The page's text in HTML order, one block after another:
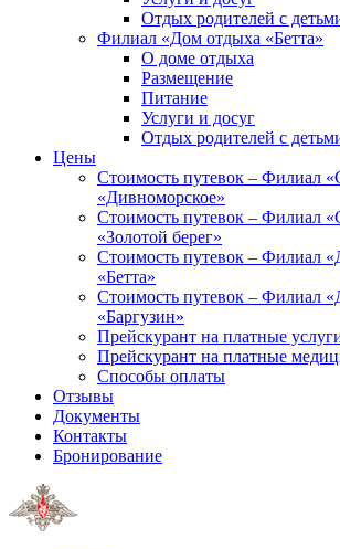
Отдых родителей с
Филиал «Дом отдыха «Бетта»
О доме отдыха
Размещение
Питание
Услуги и досуг
Отдых родителей с
Цены
Стоимость путевок – Филиал
«Дивноморское»
Стоимость путевок – Филиал
«Золотой берег»
Стоимость путевок – Филиал
«Бетта»
Стоимость путевок – Филиал
«Баргузин»
Прейскурант на платные
Прейскурант на платные
Способы оплаты
Отзывы
Документы
Контакты
Бронирование